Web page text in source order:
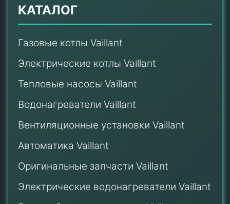
КАТАЛОГ
Газовые котлы Vaillant
Электрические котлы Vaillant
Тепловые насосы Vaillant
Водонагреватели Vaillant
Вентиляционные установки Vaillant
Автоматика Vaillant
Оригинальные запчасти Vaillant
Электрические водонагреватели Vaillant